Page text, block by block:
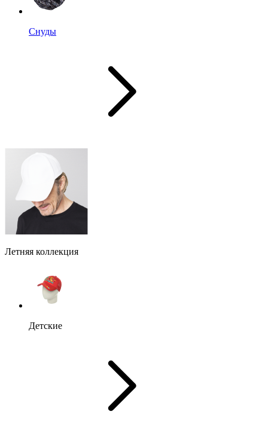
Снуды
Летняя коллекция
Детские